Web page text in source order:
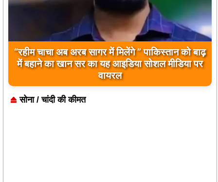
बिलावल भुट्टो द्वारा सिंधु नदी और भारत को लेकर दिए गए
बयान पर भारत के केंद्रीय मंत्रियों की कड़ी प्रतिक्रिया
सोना / चांदी की कीमत